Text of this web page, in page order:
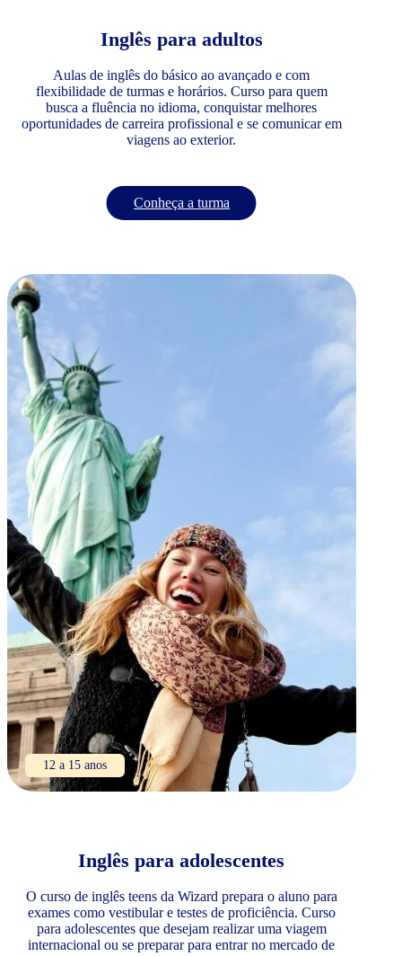
Inglês para adultos
Aulas de inglês do básico ao avançado e com
flexibilidade de turmas e horários. Curso para quem
busca a fluência no idioma, conquistar melhores
oportunidades de carreira profissional e se comunicar em
viagens ao exterior.
Conheça a turma
12 a 15 anos
Inglês para adolescentes
O curso de inglês teens da Wizard prepara o aluno para
exames como vestibular e testes de proficiência. Curso
para adolescentes que desejam realizar uma viagem
internacional ou se preparar para entrar no mercado de